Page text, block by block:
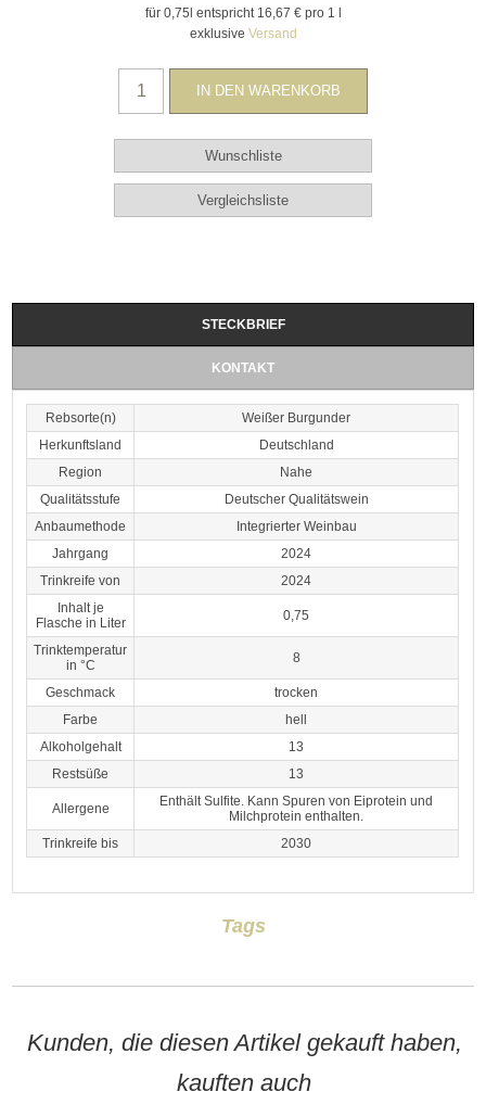
für 0,75l entspricht 16,67 € pro 1 l
exklusive Versand
STECKBRIEF
KONTAKT
Rebsorte(n)
Weißer Burgunder
Herkunftsland
Deutschland
Region
Nahe
Qualitätsstufe
Deutscher Qualitätswein
Anbaumethode
Integrierter Weinbau
Jahrgang
2024
Trinkreife von
2024
Inhalt je
Flasche in Liter
0,75
Trinktemperatur
in °C
8
Geschmack
trocken
Farbe
hell
Alkoholgehalt
13
Restsüße
13
Allergene
Enthält Sulfite. Kann Spuren von Eiprotein und
Milchprotein enthalten.
Trinkreife bis
2030
Tags
Kunden, die diesen Artikel gekauft haben,
kauften auch